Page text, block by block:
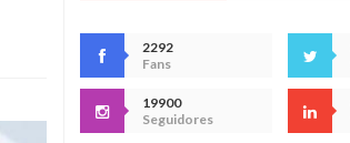
2292
Fans
19900
Seguidores